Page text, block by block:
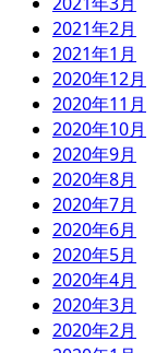
2021年2月
2021年1月
2020年12月
2020年11月
2020年10月
2020年9月
2020年8月
2020年7月
2020年6月
2020年5月
2020年4月
2020年3月
2020年2月